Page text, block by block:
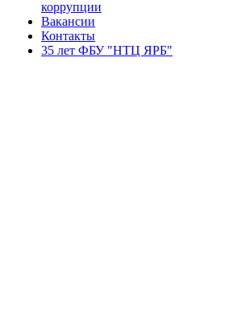
коррупции
Вакансии
Контакты
35 лет ФБУ "НТЦ ЯРБ"